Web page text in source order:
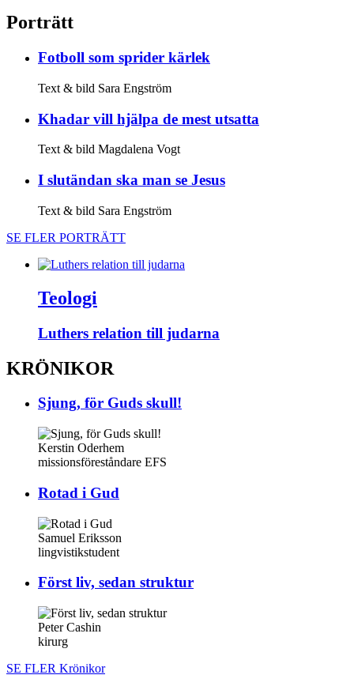
Porträtt
Fotboll som sprider kärlek
Text & bild Sara Engström
Khadar vill hjälpa de mest utsatta
Text & bild Magdalena Vogt
I slut­ändan ska man se Jesus
Text & bild Sara Engström
SE FLER PORTRÄTT
Teologi
Luthers relation till judarna
KRÖNIKOR
Sjung, för Guds skull!
Kerstin Oderhem
missionsföreståndare EFS
Rotad i Gud
Samuel Eriksson
lingvistikstudent
Först liv, sedan struktur
Peter Cashin
kirurg
SE FLER Krönikor